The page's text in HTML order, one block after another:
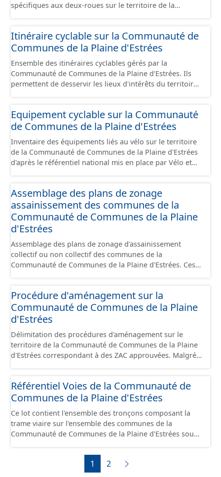
spécifiques aux deux-roues sur le territoire de la
en cours de réalisation. Cet inventaire est en cours, la
donnée n'est donc pas exhaustive.
Itinéraire cyclable sur la Communauté de
Communes de la Plaine d'Estrées
Ensemble des itinéraires cyclables gérés par la
Communauté de Communes de la Plaine d'Estrées. Ils
permettent de desservir les lieux d'intérêts du territoire
de bonnes conditions. Ils peuvent emprunter tout type
de voies sécurisées : voie verte, piste cyclable, voie à
couloir partagé avec les bus, aire piétonne, bandes
cyclables ou jalonnement sur chaussée. Les itinéraires
ne sont pas des aménagements mais une succession
peuvent emprunter des tronçons de voies non
aménagés pour assurer une continuité. Ce jeu de
données comprend uniquement les données avec un
statut "en service", "en travaux" ou "provisoire".
Equipement cyclable sur la Communauté
de Communes de la Plaine d'Estrées
Inventaire des équipements liés au vélo sur le territoire
de la Communauté de Communes de la Plaine d'Estrées
d'après le référentiel national mis en place par Vélo et
comprend également la localisation des aires de
services/repos (autre fiche de métadonnée). Cette
information est compatible avec les données du
stationnement cyclable. Pour une meilleure visualisation
des informations, les données visibles pour les
utilisateurs de "Ma Carte" (outil interne de visualisation)
est uniquement celles des équipements hors
stationnement. En revanche, le fichier à télécharger
standards. Ce jeu de données comprend uniquement les
données avec un statut "en service", "en travaux" ou
"provisoire".
Assemblage des plans de zonage
assainissement des communes de la
Communauté de Communes de la Plaine
d'Estrées
Assemblage des plans de zonage d'assainissement
collectif ou non collectif des communes de la
Communauté de Communes de la Plaine d'Estrées. Ces
individuel (SPANC).
Procédure d'aménagement sur la
Communauté de Communes de la Plaine
d'Estrées
Délimitation des procédures d'aménagement sur le
territoire de la Communauté de Communes de la Plaine
d'Estrées correspondant à des ZAC approuvées. Malgré
Référentiel Voies de la Communauté de
Communes de la Plaine d'Estrées
Ce lot contient l'ensemble des tronçons composant la
trame viaire sur l'ensemble des communes de la
Communauté de Communes de la Plaine d'Estrées sous
de la trame viaire. Un tronçon peut-être nommé ou non
par un libellé de voie. Un tronçon appartient à une ou
1 2